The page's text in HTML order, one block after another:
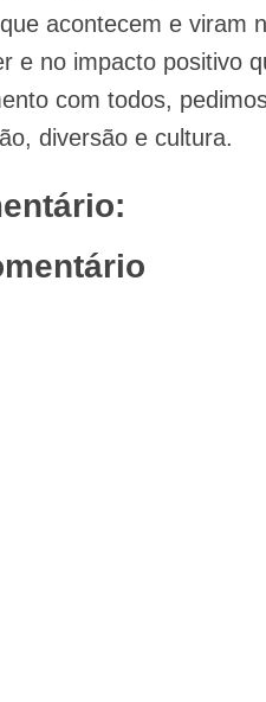
acontecem e viram
e no impacto positivo
com todos,
diversão e cultura.